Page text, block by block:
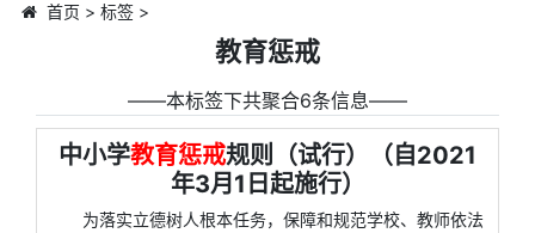
首页 > 标签>
教育惩戒
――本标签下共聚合6条信息――
中小学教育惩戒规则（试行）（自2021
年3月1日起施行）
为落实立德树人根本任务，保障和规范学校、教师依法